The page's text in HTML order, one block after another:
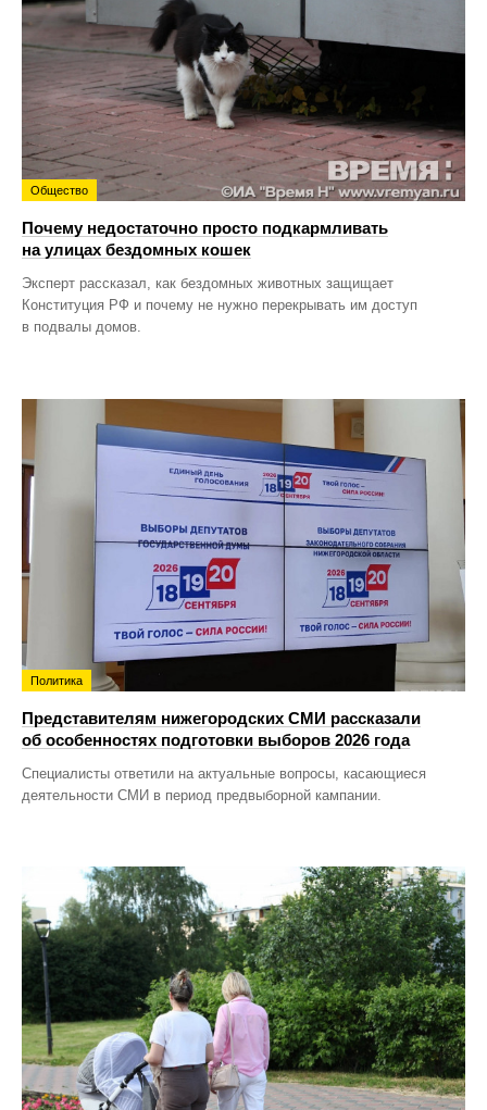
Общество
Почему недостаточно просто подкармливать
на улицах бездомных кошек
Эксперт рассказал, как бездомных животных защищает
Конституция РФ и почему не нужно перекрывать им доступ
в подвалы домов.
Политика
Представителям нижегородских СМИ рассказали
об особенностях подготовки выборов 2026 года
Специалисты ответили на актуальные вопросы, касающиеся
деятельности СМИ в период предвыборной кампании.